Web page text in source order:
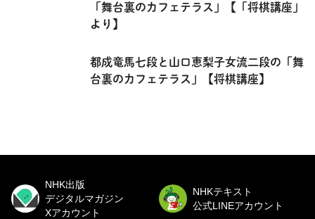
「舞台裏のカフェテラス」【「将棋講座」
より】
都成竜馬七段と山口恵梨子女流二段の「舞
台裏のカフェテラス」【将棋講座】
NHK出版
デジタルマガジン
Xアカウント
NHKテキスト
公式LINEアカウント